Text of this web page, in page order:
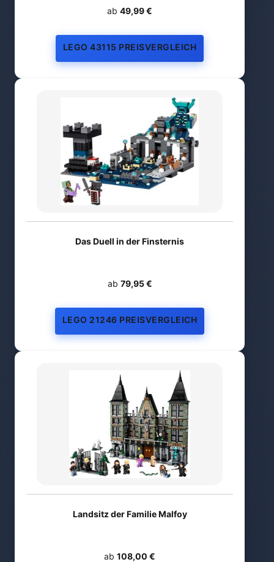
ab 49,99 €
LEGO 43115 PREISVERGLEICH
Das Duell in der Finsternis
ab 79,95 €
LEGO 21246 PREISVERGLEICH
Landsitz der Familie Malfoy
ab 108,00 €